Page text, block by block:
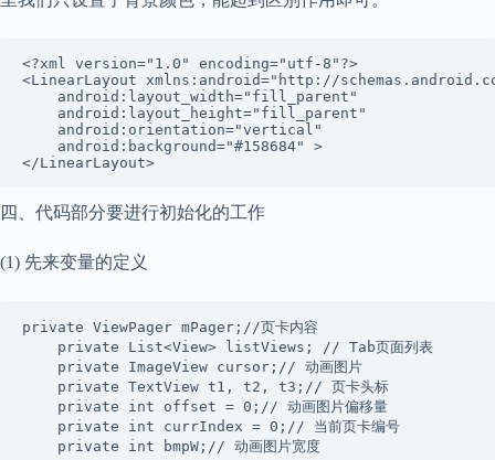
<?xml version="1.0" encoding="utf-8"?>
<LinearLayout xmlns:android="http://
    android:layout_width="fill_parent"
    android:layout_height="fill_parent"
    android:orientation="vertical"
    android:background="#158684" >
</LinearLayout>
四、代码部分要进行初始化的工作
(1) 先来变量的定义
private ViewPager mPager;//页卡内容
    private List<View> listViews; // Tab页面列表
    private ImageView cursor;// 动画图片
    private TextView t1, t2, t3;// 页卡头标
    private int offset = 0;// 动画图片偏移量
    private int currIndex = 0;// 当前页卡编号
    private int bmpW;// 动画图片宽度